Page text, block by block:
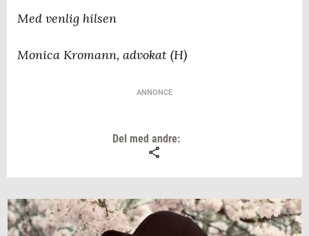
Med venlig hilsen
Monica Kromann, advokat (H)
ANNONCE
Del med andre: